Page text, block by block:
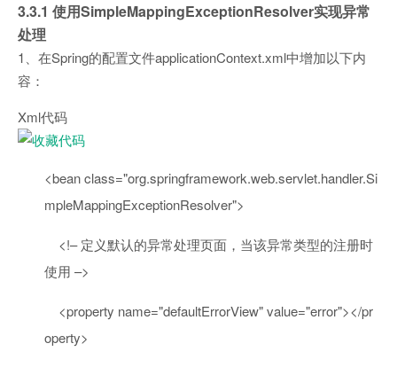
3.3.1 使用SimpleMappingExceptionResolver实现异常
处理
1、在Spring的配置文件applicationContext.xml中增加以下内
容：
Xml代码
<beanclass="org.springframework.web.servlet.handler.Si
mpleMappingExceptionResolver">
<!– 定义默认的异常处理页面，当该异常类型的注册时
使用 –>
<property name="defaultErrorView"value="error"></pr
operty>